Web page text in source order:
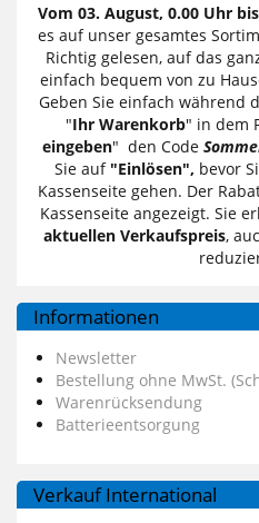
Vom 03. August, 0.00 Uhr
es auf unser gesamtes
Richtig gelesen, auf das
einfach bequem von zu
Geben Sie einfach während
"Ihr Warenkorb" in dem
eingeben" den Code
Sie auf "Einlösen", bevor
Kassenseite gehen. Der
Kassenseite angezeigt. Sie
aktuellen Verkaufspreis,
Informationen
Newsletter
Bestellung ohne MwSt.
Warenrücksendung
Batterieentsorgung
Verkauf International